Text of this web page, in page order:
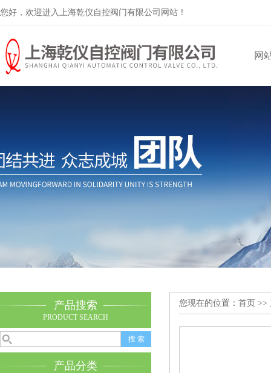
您好，欢迎进入上海乾仪自控阀门有限公司网站！
网
产品搜索
PRODUCT SEARCH
产品分类
您现在的位置： 首页 >>